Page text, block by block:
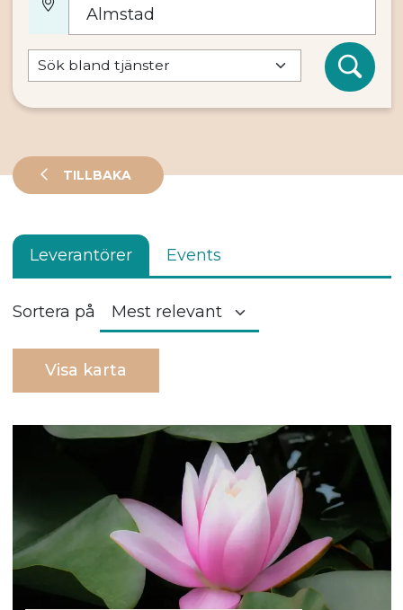
TILLBAKA
Leverantörer Events
Sortera på
Visa karta